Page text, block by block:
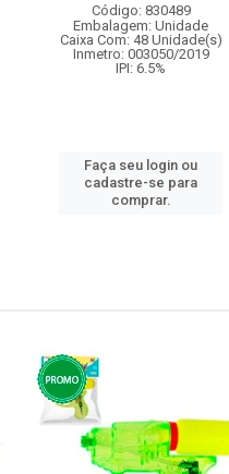
Código: 830489
Embalagem: Unidade
Caixa Com: 48 Unidade(s)
Inmetro: 003050/2019
IPI: 6.5%
Faça seu login ou
cadastre-se para
comprar.